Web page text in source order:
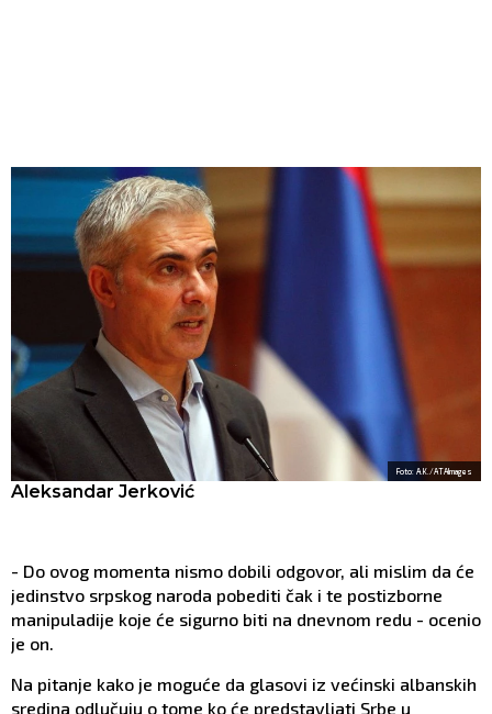
Foto: A.K./ATAImages
Aleksandar Jerković
- Do ovog momenta nismo dobili odgovor, ali mislim da će
jedinstvo srpskog naroda pobediti čak i te postizborne
manipuladije koje će sigurno biti na dnevnom redu - ocenio
je on.
Na pitanje kako je moguće da glasovi iz većinski albanskih
sredina odlučuju o tome ko će predstavljati Srbe u